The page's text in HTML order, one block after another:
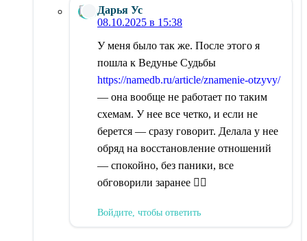
Дарья Ус
08.10.2025 в 15:38
У меня было так же. После этого я
пошла к Ведунье Судьбы
https://namedb.ru/article/znamenie-otzyvy/
— она вообще не работает по таким
схемам. У нее все четко, и если не
берется — сразу говорит. Делала у нее
обряд на восстановление отношений
— спокойно, без паники, все
обговорили заранее 👍🏻
Войдите, чтобы ответить